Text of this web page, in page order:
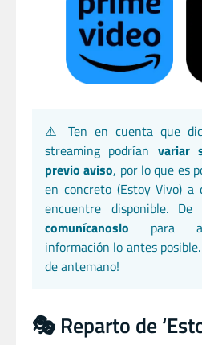
⚠️ Ten en cuenta que
streaming podrían variar
previo aviso, por lo que es
en concreto (Estoy Vivo)
encuentre disponible.
comunícanoslo para
información lo antes
de antemano!
🎭 Reparto de